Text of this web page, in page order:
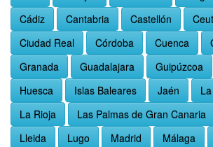
Cádiz
Cantabria Castellón
Ciudad Real
Córdoba Cuenca
Granada
Guadalajara Guipúzcoa
Huesca
Islas Baleares Jaén
La Rioja
Las Palmas de Gran Canaria
Lleida
Lugo Madrid Málaga